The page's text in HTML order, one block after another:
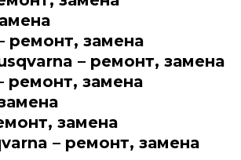
ремонт, замена
– ремонт, замена
ремонт, замена
замена
– ремонт, замена